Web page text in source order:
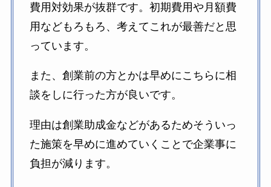
費用対効果が抜群です。初期費用や月額費
用などもろもろ、考えてこれが最善だと思
っています。
また、創業前の方とかは早めにこちらに相
談をしに行った方が良いです。
理由は創業助成金などがあるためそういっ
た施策を早めに進めていくことで企業事に
負担が減ります。